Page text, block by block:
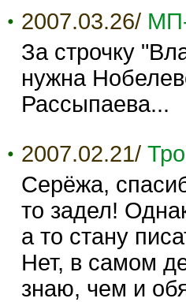
2007.03.26/
За строчку
нужна
Рассыпаева...
2007.02.21/
Серёжа,
то задел!
а то стану
Нет, в самом
знаю, чем и